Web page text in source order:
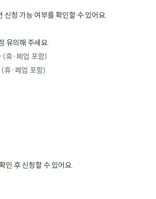
청 가능 여부를 확인할 수 있어요.
유의해 주세요.
(휴·폐업 포함)
휴·폐업 포함)
인 후 신청할 수 있어요.